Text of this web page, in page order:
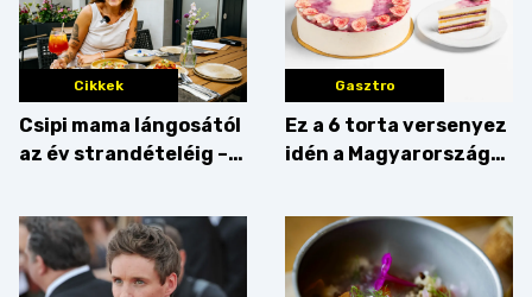
Cikkek
Csipi mama lángosától
az év strandételéig –
Balaton déli partját
Gasztro
Ez a 6 torta versenyez
idén a Magyarország